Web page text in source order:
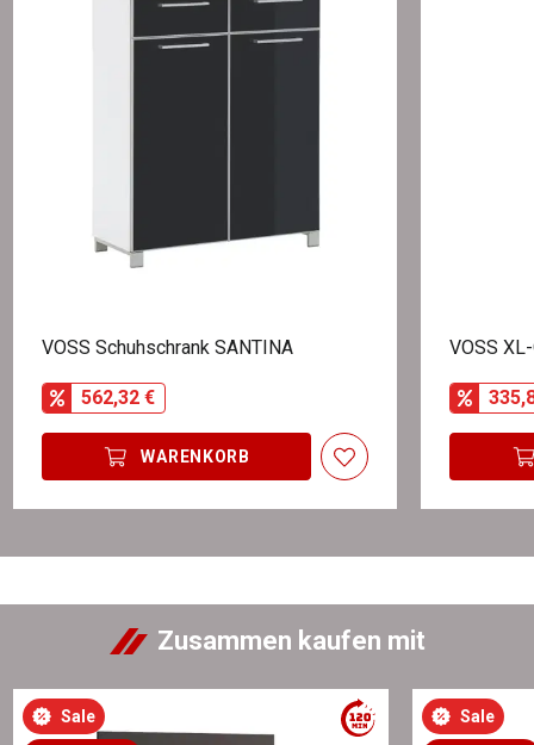
VOSS Schuhschrank SANTINA
562,32 €
WARENKORB
VOSS
Zusammen kaufen mit
Sale Sale